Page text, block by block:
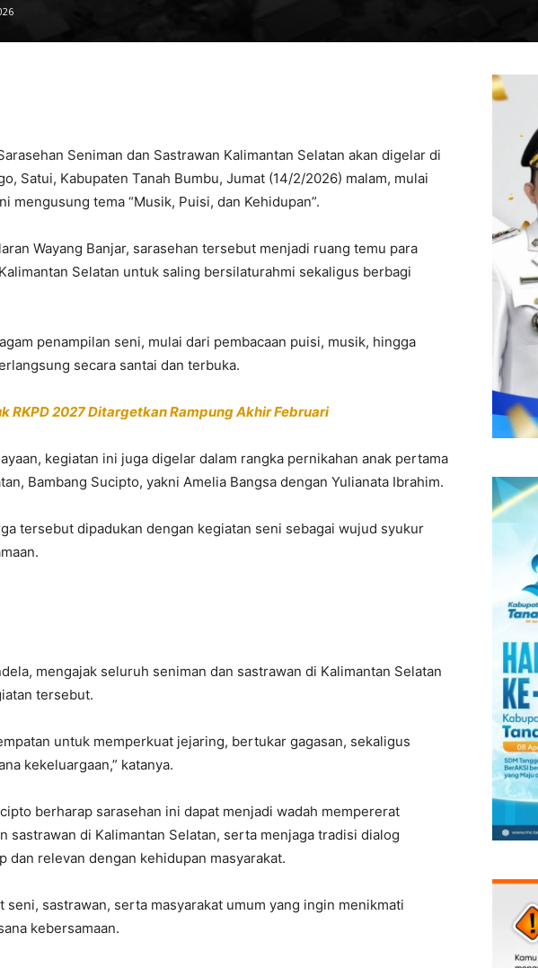
Seniman dan Sastrawan Kalimantan Selatan akan digelar di
Satui, Kabupaten Tanah Bumbu, Jumat (14/2/2026) malam, mulai
mengusung tema “Musik, Puisi, dan Kehidupan”.
Wayang Banjar, sarasehan tersebut menjadi ruang temu para
Selatan untuk saling bersilaturahmi sekaligus berbagi
penampilan seni, mulai dari pembacaan puisi, musik, hingga
secara santai dan terbuka.
RKPD 2027 Ditargetkan Rampung Akhir Februari
kegiatan ini juga digelar dalam rangka pernikahan anak pertama
Bambang Sucipto, yakni Amelia Bangsa dengan Yulianata Ibrahim.
tersebut dipadukan dengan kegiatan seni sebagai wujud syukur
mengajak seluruh seniman dan sastrawan di Kalimantan Selatan
tersebut.
untuk memperkuat jejaring, bertukar gagasan, sekaligus
kekeluargaan,” katanya.
berharap sarasehan ini dapat menjadi wadah mempererat
sastrawan di Kalimantan Selatan, serta menjaga tradisi dialog
dan relevan dengan kehidupan masyarakat.
seni, sastrawan, serta masyarakat umum yang ingin menikmati
kebersamaan.